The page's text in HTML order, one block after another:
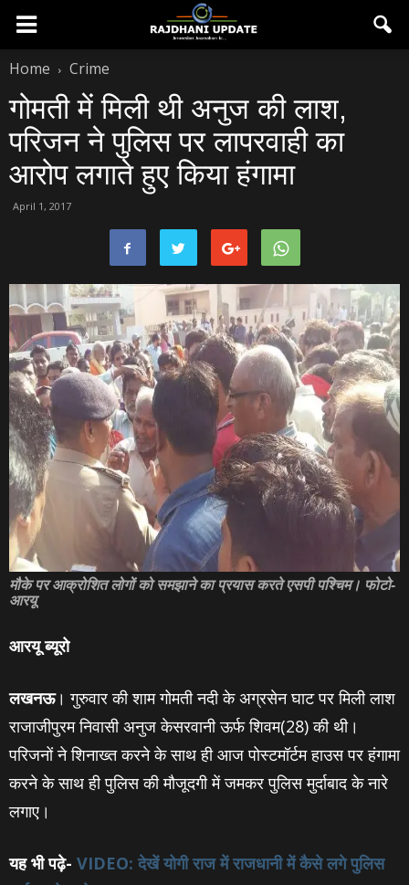
Home Crime
गोमती में मिली थी अनुज की लाश,
परिजन ने पुलिस पर लापरवाही का
आरोप लगाते हुए किया हंगामा
April 1, 2017
मौके पर आक्रोशित लोगों को समझाने का प्रयास करते एसपी पश्चिम। फोटो-
आरयू
आरयू ब्‍यूरो
लखनऊ। गुरुवार की शाम गोमती नदी के अग्रसेन घाट पर मिली लाश
राजाजीपुरम निवासी अनुज केसरवानी ऊर्फ शिवम(28) की थी।
परिजनों ने शिनाख्‍त करने के साथ ही आज पोस्‍टमॉर्टम हाउस पर हंगामा
करने के साथ ही पुलिस की मौजूदगी में जमकर पुलिस मुर्दाबाद के नारे
लगाए।
यह भी पढ़े- VIDEO: देखें योगी राज में राजधानी में कैसे लगे पुलिस